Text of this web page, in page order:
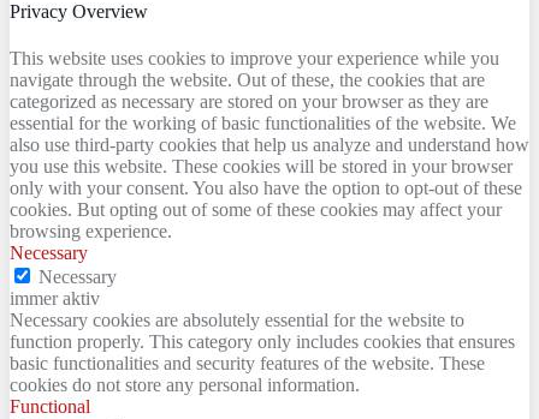
Privacy Overview
This website uses cookies to improve your experience while you
navigate through the website. Out of these, the cookies that are
categorized as necessary are stored on your browser as they are
essential for the working of basic functionalities of the website. We
also use third-party cookies that help us analyze and understand how
you use this website. These cookies will be stored in your browser
only with your consent. You also have the option to opt-out of these
cookies. But opting out of some of these cookies may affect your
browsing experience.
Necessary
Necessary
immer aktiv
Necessary cookies are absolutely essential for the website to
function properly. This category only includes cookies that ensures
basic functionalities and security features of the website. These
cookies do not store any personal information.
Functional